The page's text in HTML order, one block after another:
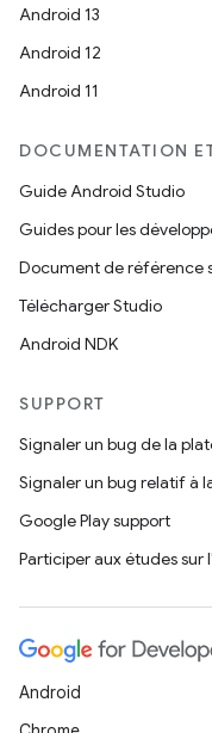
Android 13
Android 12
Android 11
DOCUMENTATION
Guide Android Studio
Guides pour les
Document de référence
Télécharger Studio
Android NDK
SUPPORT
Signaler un bug de la
Signaler un bug relatif à
Google Play support
Participer aux études
Android